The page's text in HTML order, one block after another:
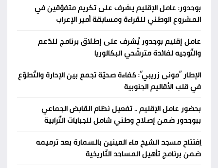
بوجدور: عامل الإقليم يشرف على تكريم متفوّقين في
المشروع الوطني للقراءة ومسابقة أمير الإعراب
عامل إقليم بوجدور يُشرف على إطلاق برنامج للدّعم
والتّوجيه لفائدة مترشّحي البكالوريا
الإطار “مونى زريبي”: كفاءة صحيّة تجمع بين الإدارة والتّطوّع
في قلب الأقاليم الجنوبية
بحضور عامل الإقليم .. تفعيل نظام القابض الجماعي
ببوجدور ضمن إصلاح وطني شامل للجبايات التّرابية
اِفتتاح مسجد الشيخ ماء العينين بالسمارة بعد ترميمه
ضمن برنامج تأهيل المساجد التّاريخية